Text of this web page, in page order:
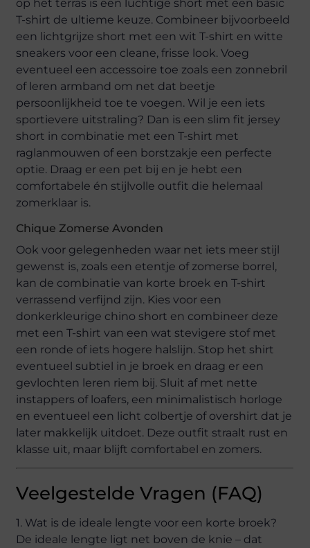
op het terras is een luchtige short met een basic
T-shirt de ultieme keuze. Combineer bijvoorbeeld
een lichtgrijze short met een wit T-shirt en witte
sneakers voor een cleane, frisse look. Voeg
eventueel een accessoire toe zoals een zonnebril
of leren armband om net dat beetje
persoonlijkheid toe te voegen. Wil je een iets
sportievere uitstraling? Dan is een slim fit jersey
short in combinatie met een T-shirt met
raglanmouwen of een borstzakje een perfecte
optie. Draag er een pet bij en je hebt een
comfortabele én stijlvolle outfit die helemaal
zomerklaar is.
Chique Zomerse Avonden
Ook voor gelegenheden waar net iets meer stijl
gewenst is, zoals een etentje of zomerse borrel,
kan de combinatie van korte broek en T-shirt
verrassend verfijnd zijn. Kies voor een
donkerkleurige chino short en combineer deze
met een T-shirt van een wat stevigere stof met
een ronde of iets hogere halslijn. Stop het shirt
eventueel subtiel in je broek en draag er een
gevlochten leren riem bij. Sluit af met nette
instappers of loafers, een minimalistisch horloge
en eventueel een licht colbertje of overshirt dat je
later makkelijk uitdoet. Deze outfit straalt rust en
klasse uit, maar blijft comfortabel en zomers.
Veelgestelde Vragen (FAQ)
1. Wat is de ideale lengte voor een korte broek?
De ideale lengte ligt net boven de knie – dat